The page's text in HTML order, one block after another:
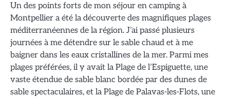
Un des points forts de mon séjour en camping à
Montpellier a été la découverte des magnifiques plages
méditerranéennes de la région. J’ai passé plusieurs
journées à me détendre sur le sable chaud et à me
baigner dans les eaux cristallines de la mer. Parmi mes
plages préférées, il y avait la Plage de l’Espiguette, une
vaste étendue de sable blanc bordée par des dunes de
sable spectaculaires, et la Plage de Palavas-les-Flots, une